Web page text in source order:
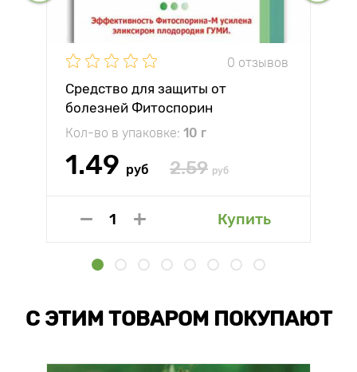
0 отзывов
Средство для защиты от
болезней Фитоспорин
Кол-во в упаковке: 10 г
1.49 руб 2.59 руб
Купить
С ЭТИМ ТОВАРОМ ПОКУПАЮТ